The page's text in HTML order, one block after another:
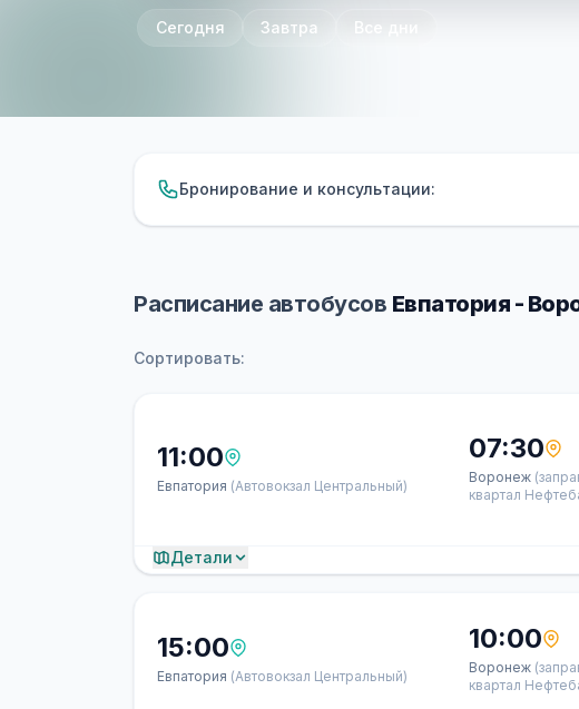
Сегодня Завтра Все дни
Бронирование и консультации:
Расписание автобусов Евпатория -
Сортировать:
11:00
Евпатория (Автовокзал Центральный)
07:30
Воронеж
квартал
Детали
15:00
Евпатория (Автовокзал Центральный)
10:00
Воронеж
квартал